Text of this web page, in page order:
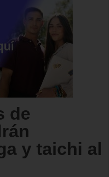
de
y taichi al